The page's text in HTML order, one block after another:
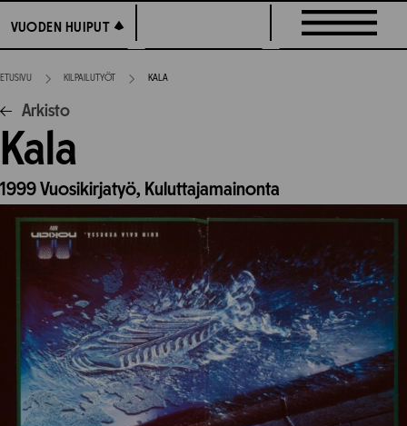
suoraan
sisältöön
VUODEN HUIPUT
VUODEN HUIPUT
ETUSIVU KILPAILUTYÖT KALA
Arkisto
Kala
1999Vuosikirjatyö, Kuluttajamainonta